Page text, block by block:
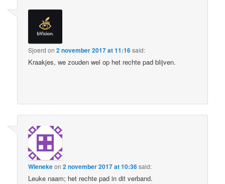
Sjoerd on2 november 2017 at 11:16said:
Kraakjes, we zouden wel op het rechte pad blijven.
Wienekeon2 november 2017 at 10:36said:
Leuke naam; het rechte pad in dit verband.